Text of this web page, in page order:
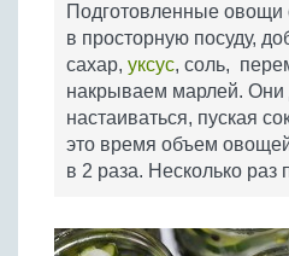
Подготовленные
в просторную посуду,
сахар, уксус, соль,
накрываем марлей.
настаиваться, пуская
это время объем
в 2 раза. Несколько